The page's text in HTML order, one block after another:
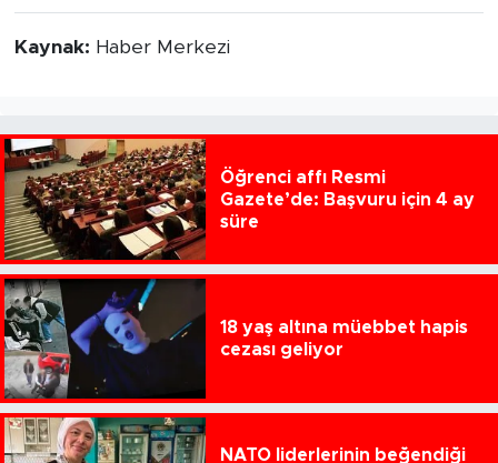
Kaynak: Haber Merkezi
Öğrenci affı Resmi
Gazete’de: Başvuru için 4 ay
süre
18 yaş altına müebbet hapis
cezası geliyor
NATO liderlerinin beğendiği